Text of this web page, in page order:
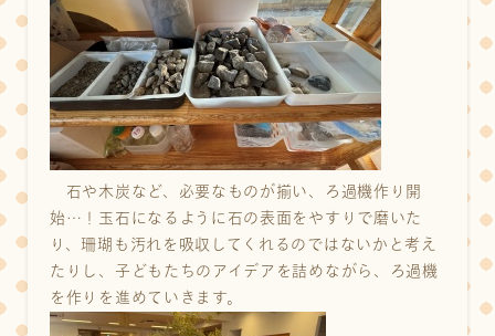
石や木炭など、必要なものが揃い、ろ過機作り開
始…！玉石になるように石の表面をやすりで磨いた
り、珊瑚も汚れを吸収してくれるのではないかと考え
たりし、子どもたちのアイデアを詰めながら、ろ過機
を作りを進めていきます。